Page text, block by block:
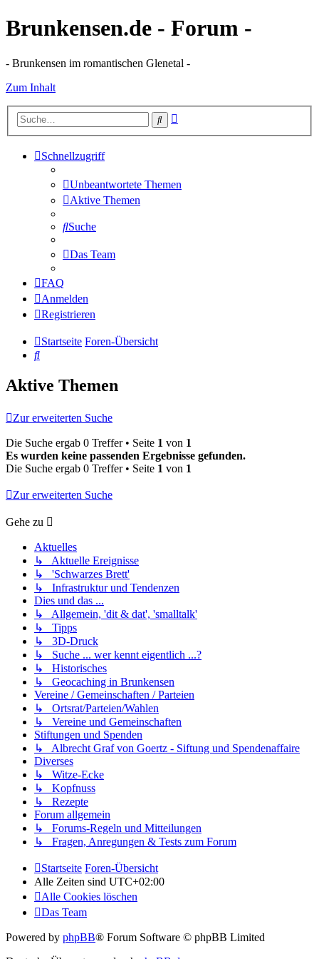
Brunkensen.de - Forum -
- Brunkensen im romantischen Glenetal -
Zum Inhalt
Suche
Schnellzugriff
Unbeantwortete Themen
Aktive Themen
Suche
Das Team
FAQ
Anmelden
Registrieren
Startseite Foren-Übersicht
Suche
Aktive Themen
Zur erweiterten Suche
Die Suche ergab 0 Treffer • Seite 1 von 1
Es wurden keine passenden Ergebnisse gefunden.
Die Suche ergab 0 Treffer • Seite 1 von 1
Zur erweiterten Suche
Gehe zu
Aktuelles
↳ Aktuelle Ereignisse
↳ 'Schwarzes Brett'
↳ Infrastruktur und Tendenzen
Dies und das ...
↳ Allgemein, 'dit & dat', 'smalltalk'
↳ Tipps
↳ 3D-Druck
↳ Suche ... wer kennt eigentlich ...?
↳ Historisches
↳ Geocaching in Brunkensen
Vereine / Gemeinschaften / Parteien
↳ Ortsrat/Parteien/Wahlen
↳ Vereine und Gemeinschaften
Stiftungen und Spenden
↳ Albrecht Graf von Goertz - Siftung und Spendenaffaire
Diverses
↳ Witze-Ecke
↳ Kopfnuss
↳ Rezepte
Forum allgemein
↳ Forums-Regeln und Mitteilungen
↳ Fragen, Anregungen & Tests zum Forum
Startseite Foren-Übersicht
Alle Zeiten sind UTC+02:00
Alle Cookies löschen
Das Team
Powered by phpBB® Forum Software © phpBB Limited